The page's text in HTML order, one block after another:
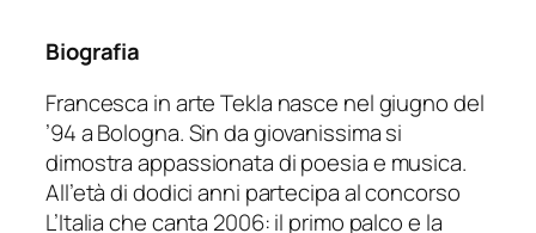
Biografia
Francesca in arte Tekla nasce nel giugno del
’94 a Bologna. Sin da giovanissima si
dimostra appassionata di poesia e musica.
All’età di dodici anni partecipa al concorso
L’Italia che canta 2006: il primo palco e la